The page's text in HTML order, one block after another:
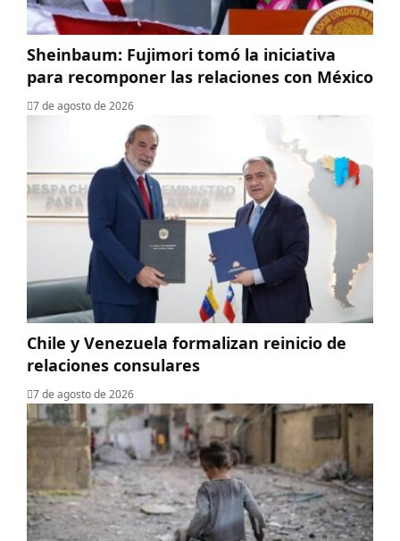
Sheinbaum: Fujimori tomó la iniciativa
para recomponer las relaciones con México
7 de agosto de 2026
Chile y Venezuela formalizan reinicio de
relaciones consulares
7 de agosto de 2026